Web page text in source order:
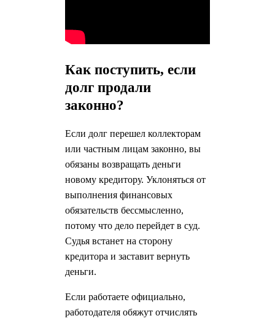
Как поступить, если
долг продали
законно?
Если долг перешел коллекторам
или частным лицам законно, вы
обязаны возвращать деньги
новому кредитору. Уклоняться от
выполнения финансовых
обязательств бессмысленно,
потому что дело перейдет в суд.
Судья встанет на сторону
кредитора и заставит вернуть
деньги.
Если работаете официально,
работодателя обяжут отчислять